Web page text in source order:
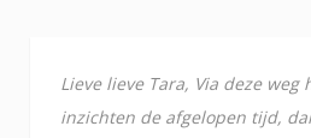
Lieve lieve Tara, Via deze
inzichten de afgelopen tijd,